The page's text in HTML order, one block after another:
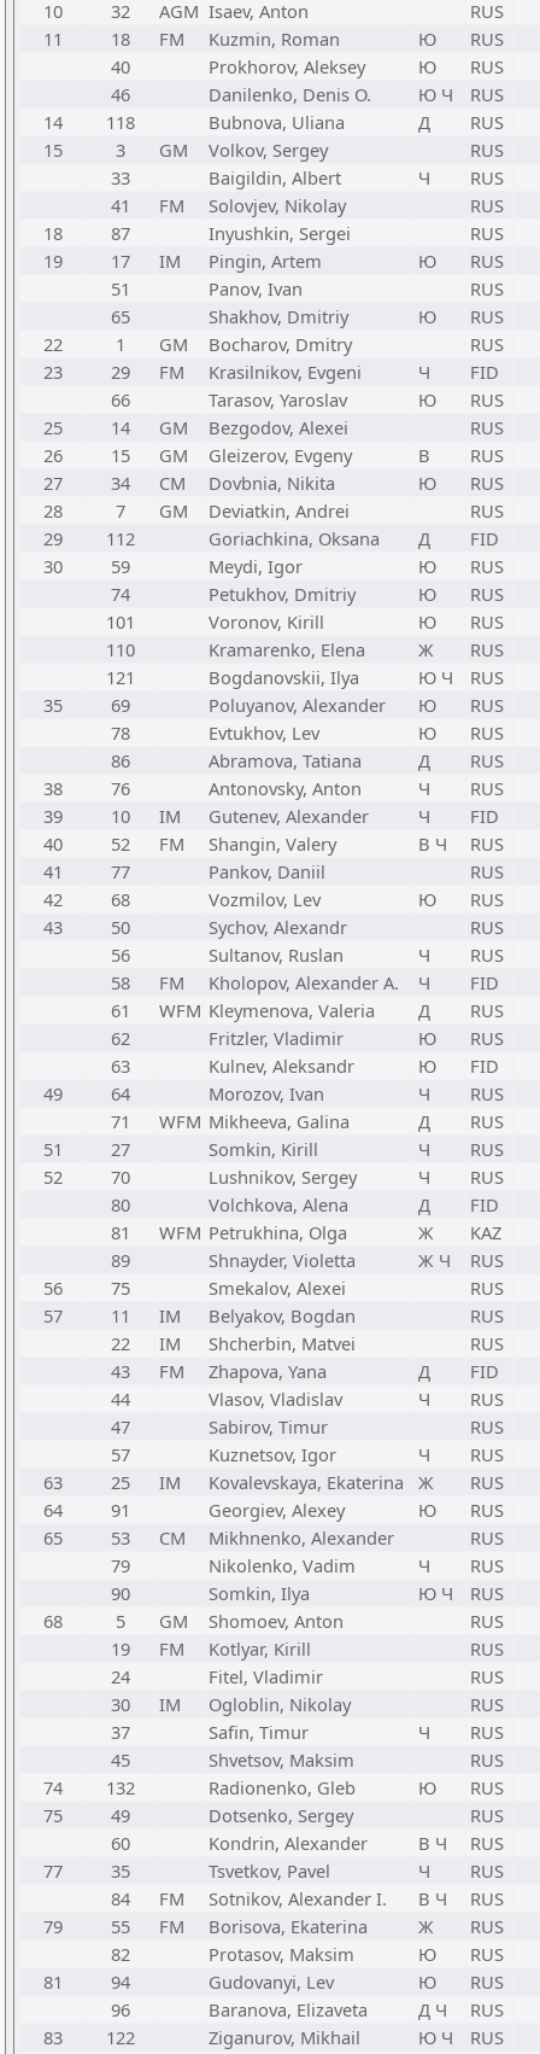
10
32 AGM Isaev, Anton
RUS
11
18 FM Kuzmin, Roman Ю
RUS
40
Prokhorov, Aleksey Ю
RUS
46
Danilenko, Denis O. Ю Ч
RUS
14
118 Bubnova, Uliana Д
RUS
15
3 GM Volkov, Sergey
RUS
33
Baigildin, Albert Ч
RUS
41
FM Solovjev, Nikolay
RUS
18
87 Inyushkin, Sergei
RUS
19
17 IM Pingin, Artem Ю
RUS
51
Panov, Ivan
RUS
65
Shakhov, Dmitriy Ю
RUS
22
1 GM Bocharov, Dmitry
RUS
23
29 FM Krasilnikov, Evgeni Ч
FID
66
Tarasov, Yaroslav Ю
RUS
25
14 GM Bezgodov, Alexei
RUS
26
15 GM Gleizerov, Evgeny В
RUS
27
34 CM Dovbnia, Nikita Ю
RUS
28
7 GM Deviatkin, Andrei
RUS
29
112 Goriachkina, Oksana Д
FID
30
59 Meydi, Igor Ю
RUS
74
Petukhov, Dmitriy Ю
RUS
101
Voronov, Kirill Ю
RUS
110
Kramarenko, Elena Ж
RUS
121
Bogdanovskii, Ilya Ю Ч
RUS
35
69 Poluyanov, Alexander Ю
RUS
78
Evtukhov, Lev Ю
RUS
86
Abramova, Tatiana Д
RUS
38
76 Antonovsky, Anton Ч
RUS
39
10 IM Gutenev, Alexander Ч
FID
40
52 FM Shangin, Valery В Ч
RUS
41
77 Pankov, Daniil
RUS
42
68 Vozmilov, Lev Ю
RUS
43
50 Sychov, Alexandr
RUS
56
Sultanov, Ruslan Ч
RUS
58
FM Kholopov, Alexander A. Ч
FID
61
WFM Kleymenova, Valeria Д
RUS
62
Fritzler, Vladimir Ю
RUS
63
Kulnev, Aleksandr Ю
FID
49
64 Morozov, Ivan Ч
RUS
71
WFM Mikheeva, Galina Д
RUS
51
27 Somkin, Kirill Ч
RUS
52
70 Lushnikov, Sergey Ч
RUS
80
Volchkova, Alena Д
FID
81
WFM Petrukhina, Olga Ж
KAZ
89
Shnayder, Violetta Ж Ч
RUS
56
75 Smekalov, Alexei
RUS
57
11 IM Belyakov, Bogdan
RUS
22
IM Shcherbin, Matvei
RUS
43
FM Zhapova, Yana Д
FID
44
Vlasov, Vladislav Ч
RUS
47
Sabirov, Timur
RUS
57
Kuznetsov, Igor Ч
RUS
63
25 IM Kovalevskaya, Ekaterina Ж
RUS
64
91 Georgiev, Alexey Ю
RUS
65
53 CM Mikhnenko, Alexander
RUS
79
Nikolenko, Vadim Ч
RUS
90
Somkin, Ilya Ю Ч
RUS
68
5 GM Shomoev, Anton
RUS
19
FM Kotlyar, Kirill
RUS
24
Fitel, Vladimir
RUS
30
IM Ogloblin, Nikolay
RUS
37
Safin, Timur Ч
RUS
45
Shvetsov, Maksim
RUS
74
132 Radionenko, Gleb Ю
RUS
75
49 Dotsenko, Sergey
RUS
60
Kondrin, Alexander В Ч
RUS
77
35 Tsvetkov, Pavel Ч
RUS
84
FM Sotnikov, Alexander I. В Ч
RUS
79
55 FM Borisova, Ekaterina Ж
RUS
82
Protasov, Maksim Ю
RUS
81
94 Gudovanyi, Lev Ю
RUS
96
Baranova, Elizaveta Д Ч
RUS
83
122 Ziganurov, Mikhail Ю Ч
RUS